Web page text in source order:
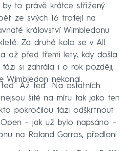
by to právě krátce střižený
ze svých 16 trofejí na
království Wimbledonu
Za druhé kolo se v All
až před třemi lety, kdy došla
fázi si zahrála i o rok později,
Wimbledon nekonal.
teď. Až teď. Na ostatních
šité na míru tak jako ten
pokročilou fázi odškrtnout
– jak už bylo napsáno –
na Roland Garros, předloni